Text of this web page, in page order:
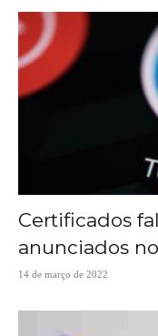
Certificados
anunciados
14 de março de 2022